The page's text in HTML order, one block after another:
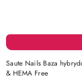
Saute Nails Baza
& HEMA Free